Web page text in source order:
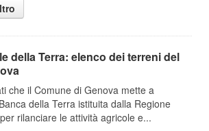
della Terra: elenco dei terreni del
che il Comune di Genova mette a
della Terra istituita dalla Regione
rilanciare le attività agricole e...